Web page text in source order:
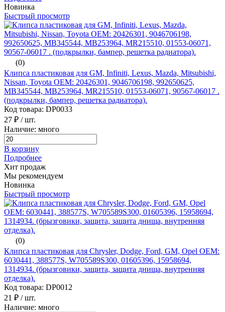
Новинка
Быстрый просмотр
(0)
Клипса пластиковая для GM, Infiniti, Lexus, Mazda, Mitsubishi,
Nissan, Toyota ОЕМ: 20426301, 9046706198, 992650625,
MB345544, MB253964, MR215510, 01553-06071, 90567-06017 .
(подкрылки, бампер, решетка радиатора).
Код товара: DP0033
27 ₽ / шт.
Наличие: много
В корзину
Подробнее
Хит продаж
Мы рекомендуем
Новинка
Быстрый просмотр
(0)
Клипса пластиковая для Chrysler, Dodge, Ford, GM, Opel ОЕМ:
6030441, 388577S, W705589S300, 01605396, 15958694,
1314934. (брызговики, защита, защита днища, внутренняя
отделка).
Код товара: DP0012
21 ₽ / шт.
Наличие: много